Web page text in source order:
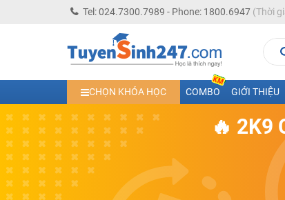
Tel: 024.7300.7989 - Phone: 1800.6947(Thời
CHỌN KHÓA HỌC COMBO GIỚI THIỆU
🔥 2K9
Học trực tuyến lớp 10 các môn Toán - Lý - Hóa -
Học online trực tuyến cấp Tiểu học và THCS
Học online lớp 5 cùng thầy cô giáo giỏi, nổi tiếng
Học online lớp 7 cùng thầy cô giáo giỏi
Học online lớp 6 cùng thầy cô giỏi, nổi tiếng